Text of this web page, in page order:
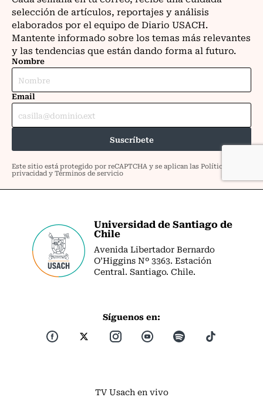
Universidad de Santiago de
Chile
Avenida Libertador Bernardo
O’Higgins Nº 3363. Estación
Central. Santiago. Chile.
Síguenos en:
TV Usach en vivo